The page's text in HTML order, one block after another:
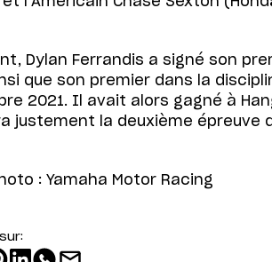
Dylan Ferrandis a signé son
que son premier dans la
2021. Il avait alors gagné à
justement la deuxième épreuve
: Yamaha Motor Racing